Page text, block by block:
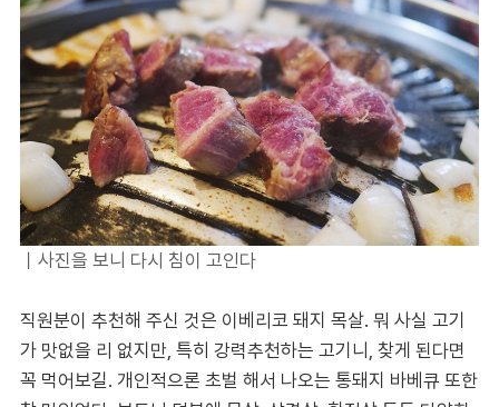
｜사진을 보니 다시 침이 고인다
직원분이 추천해 주신 것은 이베리코 돼지 목살. 뭐 사실 고기
가 맛없을 리 없지만, 특히 강력추천하는 고기니, 찾게 된다면
꼭 먹어보길. 개인적으론 초벌 해서 나오는 통돼지 바베큐 또한